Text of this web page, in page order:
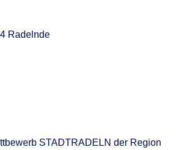
Radelnde
STADTRADELN der Region